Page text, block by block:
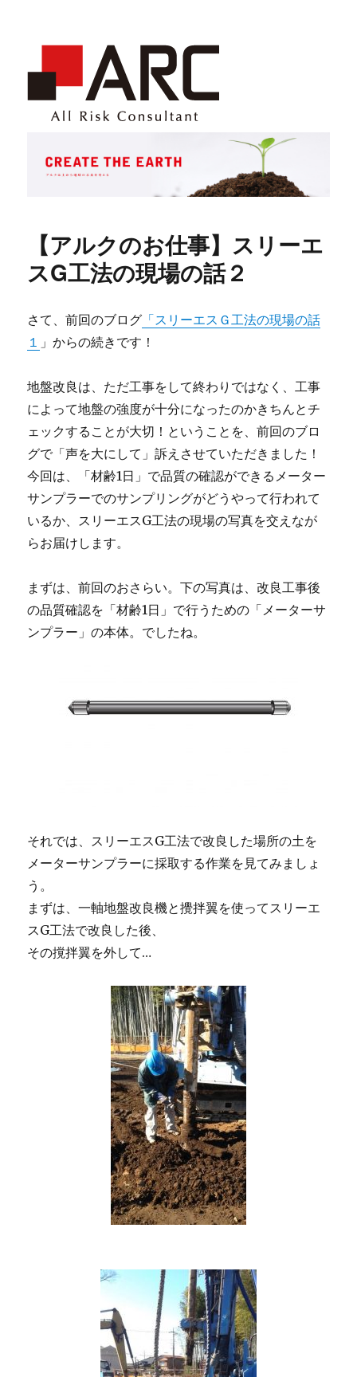
【アルクのお仕事】スリーエ
スG工法の現場の話２
さて、前回のブログ 「スリーエスＧ工法の現場の話
１ 」からの続きです！
地盤改良は、ただ工事をして終わりではなく、工事
によって地盤の強度が十分になったのかきちんとチ
ェックすることが大切！ということを、前回のブロ
グで「声を大にして」訴えさせていただきました！
今回は、「材齢1日」で品質の確認ができるメーター
サンプラーでのサンプリングがどうやって行われて
いるか、スリーエスG工法の現場の写真を交えなが
らお届けします。
まずは、前回のおさらい。下の写真は、改良工事後
の品質確認を「材齢1日」で行うための「メーターサ
ンプラー」の本体。でしたね。
それでは、スリーエスG工法で改良した場所の土を
メーターサンプラーに採取する作業を見てみましょ
う。
まずは、一軸地盤改良機と攪拌翼を使ってスリーエ
スG工法で改良した後、
その撹拌翼を外して…